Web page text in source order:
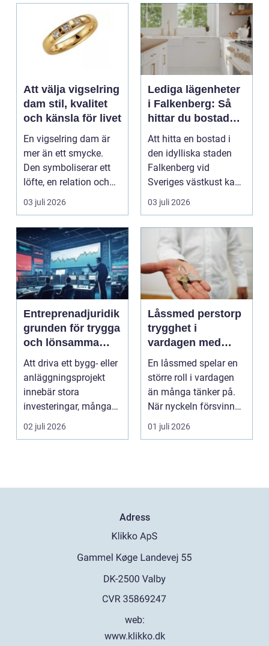
Att välja vigselring
dam stil, kvalitet
och känsla för livet
En vigselring dam är
mer än ett smycke.
Den symboliserar ett
löfte, en relation och
en gemensam fram...
03 juli 2026
Lediga lägenheter
i Falkenberg: Så
hittar du bostaden
för dig
Att hitta en bostad i
den idylliska staden
Falkenberg vid
Sveriges västkust kan
vara både...
03 juli 2026
Entreprenadjuridik
grunden för trygga
och lönsamma
byggprojekt
Att driva ett bygg- eller
anläggningsprojekt
innebär stora
investeringar, många
aktörer och ofta tuf...
02 juli 2026
Låssmed perstorp
trygghet i
vardagen med
moderna lås och
säkerhet
En låssmed spelar en
större roll i vardagen
än många tänker på.
När nyckeln försvinner,
dörren kärva...
01 juli 2026
Adress
web:
www.klikko.dk